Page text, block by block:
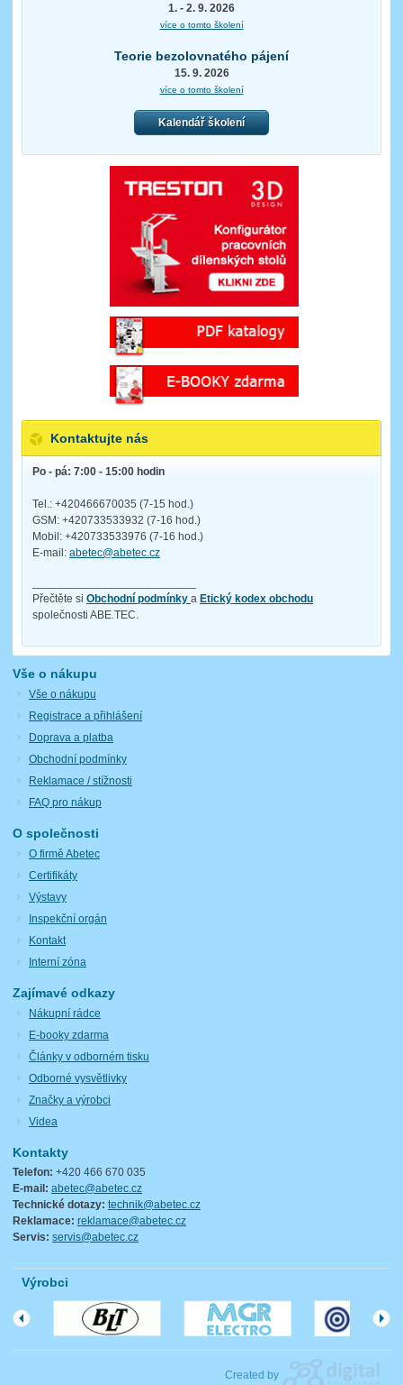
1. - 2. 9. 2026
více o tomto školení
Teorie bezolovnatého pájení
15. 9. 2026
více o tomto školení
Kalendář školení
Kontaktujte nás
Po - pá: 7:00 - 15:00 hodin
Tel.: +420466670035 (7-15 hod.)
GSM: +420733533932 (7-16 hod.)
Mobil: +420733533976 (7-16 hod.)
E-mail: abetec@abetec.cz
Přečtěte si Obchodní podmínky a Etický kodex obchodu
společnosti ABE.TEC.
Vše o nákupu
Vše o nákupu
Registrace a přihlášení
Doprava a platba
Obchodní podmínky
Reklamace / stížnosti
FAQ pro nákup
O společnosti
O firmě Abetec
Certifikáty
Výstavy
Inspekční orgán
Kontakt
Interní zóna
Zajímavé odkazy
Nákupní rádce
E-booky zdarma
Články v odborném tisku
Odborné vysvětlivky
Značky a výrobci
Videa
Kontakty
Telefon: +420 466 670 035
E-mail: abetec@abetec.cz
Technické dotazy: technik@abetec.cz
Reklamace: reklamace@abetec.cz
Servis: servis@abetec.cz
Výrobci
Created by